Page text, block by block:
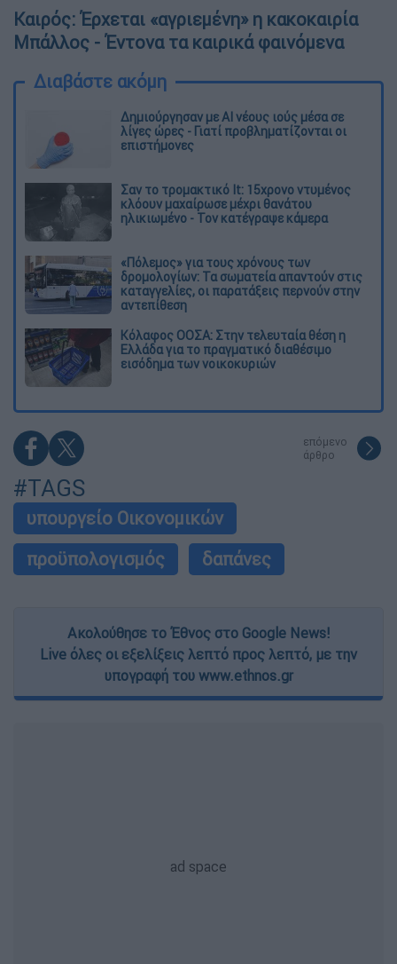
Καιρός: Έρχεται «αγριεμένη» η κακοκαιρία
Μπάλλος - Έντονα τα καιρικά φαινόμενα
Διαβάστε ακόμη
Δημιούργησαν με AI νέους ιούς μέσα σε
λίγες ώρες - Γιατί προβληματίζονται οι
επιστήμονες
Σαν το τρομακτικό It: 15χρονο ντυμένος
κλόουν μαχαίρωσε μέχρι θανάτου
ηλικιωμένο - Τον κατέγραψε κάμερα
«Πόλεμος» για τους χρόνους των
δρομολογίων: Τα σωματεία απαντούν στις
καταγγελίες, οι παρατάξεις περνούν στην
αντεπίθεση
Κόλαφος ΟΟΣΑ: Στην τελευταία θέση η
Ελλάδα για το πραγματικό διαθέσιμο
εισόδημα των νοικοκυριών
επόμενο
άρθρο
#TAGS
υπουργείο Οικονομικών
προϋπολογισμός
δαπάνες
Ακολούθησε το Έθνος στο Google News!
Live όλες οι εξελίξεις λεπτό προς λεπτό, με την
υπογραφή του www.ethnos.gr